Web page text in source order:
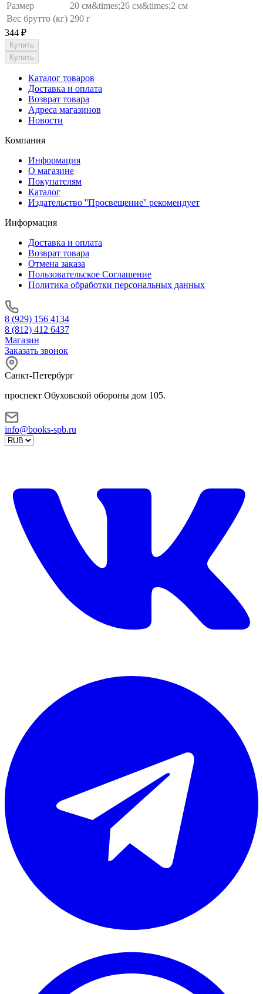
Размер
20 см&times;26 см&times;2 см
Вес брутто (кг) 290 г
344 ₽
Купить
Купить
Каталог товаров
Доставка и оплата
Возврат товара
Адреса магазинов
Новости
Компания
Информация
О магазине
Покупателям
Каталог
Издательство ''Просвещение'' рекомендует
Информация
Доставка и оплата
Возврат товара
Отмена заказа
Пользовательское Соглашение
Политика обработки персональных данных
8 (929) 156 4134
8 (812) 412 6437
Магазин
Заказать звонок
Санкт-Петербург
проспект Обуховской обороны дом 105.
info@books-spb.ru